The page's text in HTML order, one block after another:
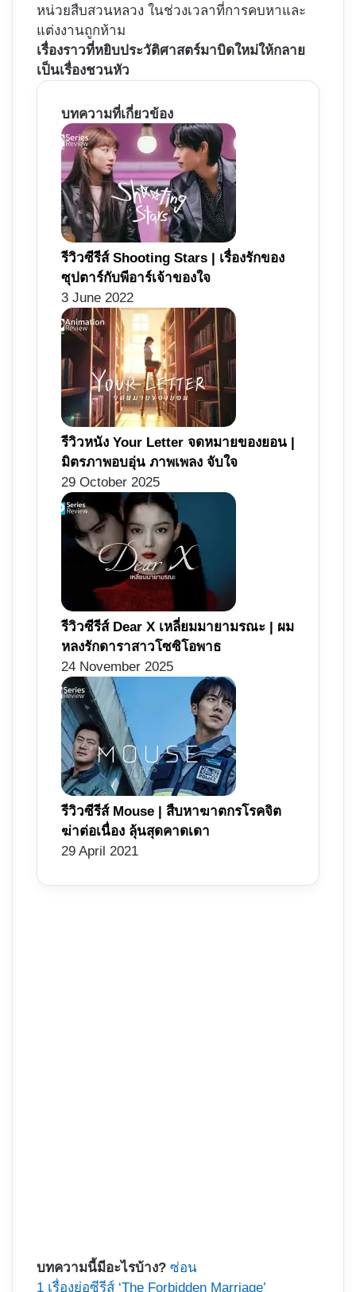
หน่วยสืบสวนหลวง ในช่วงเวลาที่การคบหาและ
แต่งงานถูกห้าม
เรื่องราวที่หยิบประวัติศาสตร์มาบิดใหม่ให้กลาย
เป็นเรื่องชวนหัว
บทความที่เกี่ยวข้อง
รีวิวซีรีส์ Shooting Stars | เรื่องรักของ
ซุปตาร์กับพีอาร์เจ้าของใจ
3 June 2022
รีวิวหนัง Your Letter จดหมายของยอน |
มิตรภาพอบอุ่น ภาพเพลง จับใจ
29 October 2025
รีวิวซีรีส์ Dear X เหลี่ยมมายามรณะ | ผม
หลงรักดาราสาวโซซิโอพาธ
24 November 2025
รีวิวซีรีส์ Mouse | สืบหาฆาตกรโรคจิต
ฆ่าต่อเนื่อง ลุ้นสุดคาดเดา
29 April 2021
บทความนี้มีอะไรบ้าง? ซ่อน
1 เรื่องย่อซีรีส์ ‘The Forbidden Marriage’